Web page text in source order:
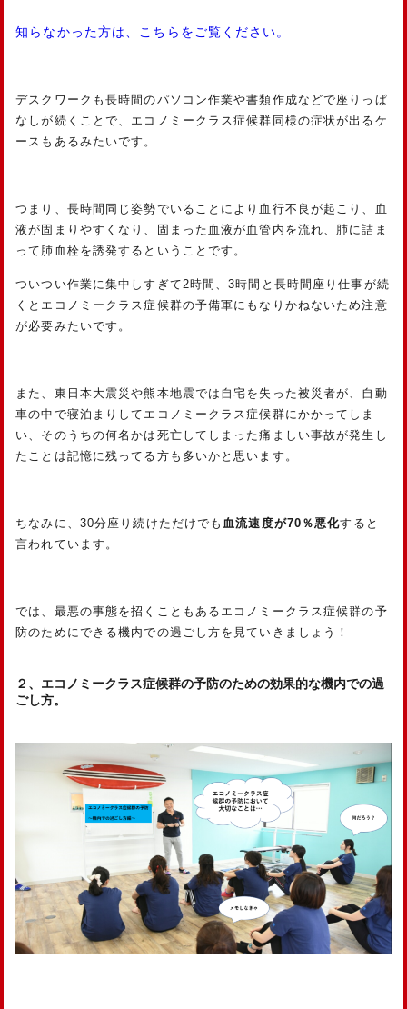
知らなかった方は、こちらをご覧ください。
デスクワークも長時間のパソコン作業や書類作成などで座りっぱ
なしが続くことで、エコノミークラス症候群同様の症状が出るケ
ースもあるみたいです。
つまり、長時間同じ姿勢でいることにより血行不良が起こり、血
液が固まりやすくなり、固まった血液が血管内を流れ、肺に詰ま
って肺血栓を誘発するということです。
ついつい作業に集中しすぎて2時間、3時間と長時間座り仕事が続
くとエコノミークラス症候群の予備軍にもなりかねないため注意
が必要みたいです。
また、東日本大震災や熊本地震では自宅を失った被災者が、自動
車の中で寝泊まりしてエコノミークラス症候群にかかってしま
い、そのうちの何名かは死亡してしまった痛ましい事故が発生し
たことは記憶に残ってる方も多いかと思います。
ちなみに、30分座り続けただけでも血流速度が70％悪化すると
言われています。
では、最悪の事態を招くこともあるエコノミークラス症候群の予
防のためにできる機内での過ごし方を見ていきましょう！
２、エコノミークラス症候群の予防のための効果的な機内での過
ごし方。